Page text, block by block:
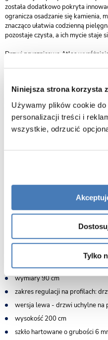
Niniejsza strona korzysta
Używamy plików cookie do
personalizacji treści i
wszystkie, odrzucić
Tylko
została dodatkowo pokryta
ogranicza osadzanie się kamienia,
znacząco ułatwia codzienną
pozostaje czysta, a ich mycie staje
Drzwi prysznicowe Atlas
pozostaną niezmienne przez lata.
Cechy drzwi prysznicowcyh 90 cm
wymiary 90 cm
zakres regulacji na profilach:
wersja lewa - drzwi uchylne na
wysokość 200 cm
szkło hartowane o grubości 6